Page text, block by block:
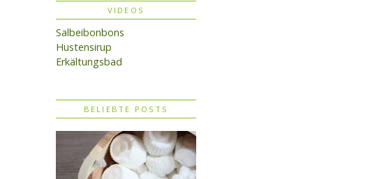
VIDEOS
Salbeibonbons
Hustensirup
Erkältungsbad
BELIEBTE POSTS